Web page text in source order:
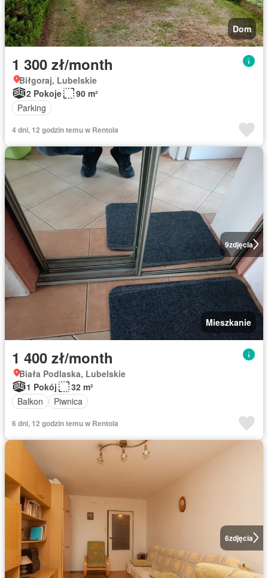
Dom
1 300 zł/month
Biłgoraj, Lubelskie
2 Pokoje
90 m²
Parking
4 dni, 12 godzin temu w Rentola
9zdjęcia
Mieszkanie
1 400 zł/month
Biała Podlaska, Lubelskie
1 Pokój
32 m²
Balkon
Piwnica
6 dni, 12 godzin temu w Rentola
6zdjęcia